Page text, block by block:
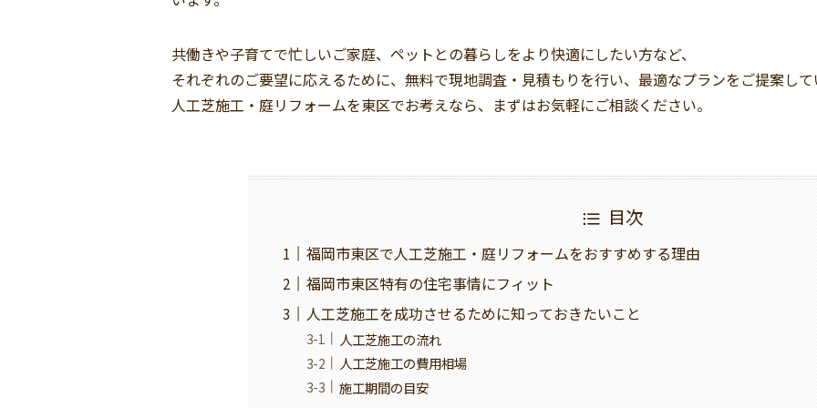
共働きや子育てで忙しいご家庭、ペットとの暮らしをより快適にしたい方など、
それぞれのご要望に応えるために、無料で現地調査・見積もりを行い、最適なプランをご提案して
人工芝施工・庭リフォームを東区でお考えなら、まずはお気軽にご相談ください。
目次
福岡市東区で人工芝施工・庭リフォームをおすすめする理由
福岡市東区特有の住宅事情にフィット
人工芝施工を成功させるために知っておきたいこと
人工芝施工の流れ
人工芝施工の費用相場
施工期間の目安